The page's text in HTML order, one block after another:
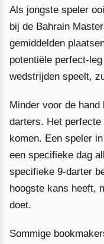
Als jongste speler
bij de Bahrain
gemiddelden
potentiële perfect-
wedstrijden speelt,
Minder voor de
darters. Het
komen. Een speler
een specifieke dag
specifieke 9-darter
hoogste kans heeft,
doet.
Sommige